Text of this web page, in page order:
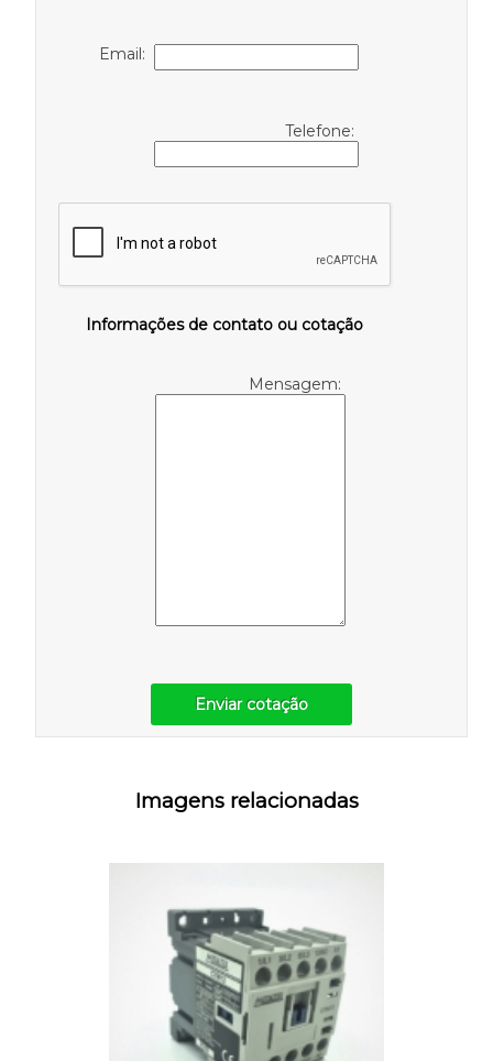
Email:
Telefone:
Informações de contato ou cotação
Mensagem:
Enviar cotação
Imagens relacionadas